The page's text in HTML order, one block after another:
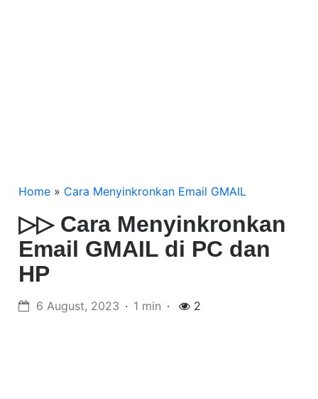
Home » Cara Menyinkronkan Email GMAIL
▷▷ Cara Menyinkronkan
Email GMAIL di PC dan
HP
6 August, 2023 1 min 2